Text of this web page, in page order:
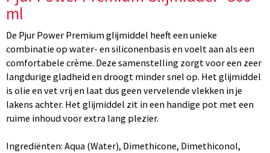
ml
De Pjur Power Premium glijmiddel heeft een unieke
combinatie op water- en siliconenbasis en voelt aan als een
comfortabele crème. Deze samenstelling zorgt voor een zeer
langdurige gladheid en droogt minder snel op. Het glijmiddel
is olie en vet vrij en laat dus geen vervelende vlekken in je
lakens achter. Het glijmiddel zit in een handige pot met een
ruime inhoud voor extra lang plezier.
Ingrediënten: Aqua (Water), Dimethicone, Dimethiconol,